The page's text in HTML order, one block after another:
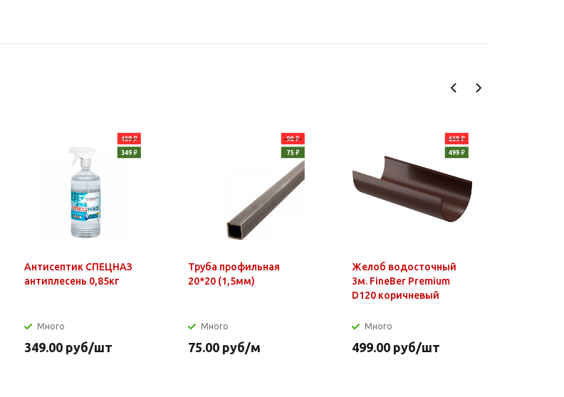
Антисептик СПЕЦНАЗ
антиплесень 0,85кг
Много
349.00 руб/шт
Труба профильная
20*20 (1,5мм)
Много
75.00 руб/м
Желоб водосточный
3м. FineBer Premium
D120 коричневый
Много
499.00 руб/шт